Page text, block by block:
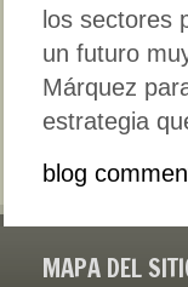
los sectores
un futuro
Márquez
estrategia
blog
MAPA DEL